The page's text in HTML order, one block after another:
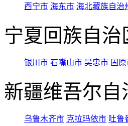
西宁市 海东市 海北藏族自治
宁夏回族自治
银川市 石嘴山市 吴忠市 固
新疆维吾尔自
乌鲁木齐市 克拉玛依市 吐鲁